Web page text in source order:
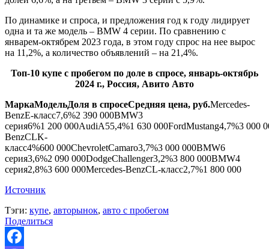
По динамике и спроса, и предложения год к году лидирует
одна и та же модель – BMW 4 серии. По сравнению с
январем-октябрем 2023 года, в этом году спрос на нее вырос
на 11,2%, а количество объявлений – на 21,4%.
Топ-10 купе с пробегом по доле в спросе, январь-октябрь
2024 г., Россия, Авито Авто
МаркаМодельДоля в спросеСредняя цена, руб.Mercedes-
BenzE-класс7,6%2 390 000BMW3
серия6%1 200 000AudiA55,4%1 630 000FordMustang4,7%3 000
BenzCLK-
класс4%600 000ChevroletCamaro3,7%3 000 000BMW6
серия3,6%2 090 000DodgeChallenger3,2%3 800 000BMW4
серия2,8%3 600 000Mercedes-BenzCL-класс2,7%1 800 000
Источник
Тэги: купе, авторынок, авто с пробегом
Поделиться